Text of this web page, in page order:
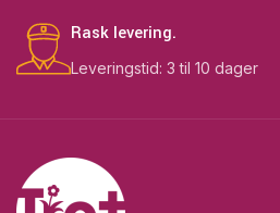
Rask levering.
Leveringstid: 3 til 10 dager